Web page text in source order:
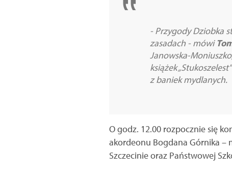
- Przygody Dziobka
zasadach - mówi
Janowska-
książek
z baniek mydlanych.
O godz. 12.00 rozpocznie się
akordeonu Bogdana Górnika –
Szczecinie oraz Państwowej